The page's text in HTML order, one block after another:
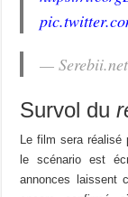
—
Survol du
Le film sera réalisé
le scénario est
annonces laissent